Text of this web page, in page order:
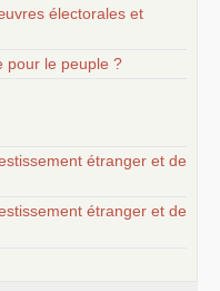
électorales et
pour le peuple ?
étranger et de
étranger et de